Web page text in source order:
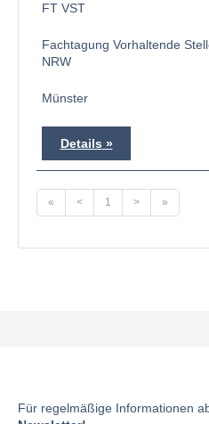
FT VST
Fachtagung Vorhaltende
NRW
Münster
Details
« < 1 > »
Für regelmäßige Informationen